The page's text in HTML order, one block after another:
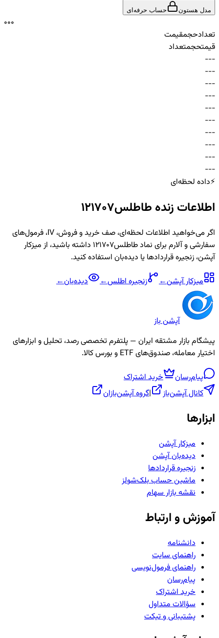
مدل هستون حساب حرفه‌ای
000
تعدادحجمقیمت
قیمتحجمتعداد
-
-
-
-
-
-
-
-
-
-
-
-
-
-
-
-
-
-
-
-
-
-
-
-
-
-
-
-
-
-
⚡داده لحظه‌ای
اطلاعات زنده طاطلس121707
اگر می‌خواهید اطلاعات لحظه‌ای، صف خرید و فروش، IV، فرمول‌های
سفارشی و آلارم برای نمادطاطلس121707
داشته باشید، از میزکار
آپشن، زنجیره قراردادها یا دیده‌بان استفاده کنید.
میزکار آپشن← زنجیرهاطلس← دیده‌بان←
آپشن باز
پیشگام بازار مشتقه ایران — پلتفرم تخصصی رصد، تحلیل و ابزارهای
اختیار معامله، صندوق‌های ETF و بورس کالا.
پیام‌رسان
خرید اشتراک
کانال آپشن‌باز
|گروه آپشن‌بازان
ابزارها
میزکار آپشن
دیده‌بان آپشن
زنجیره قراردادها
ماشین حساب بلک‌شولز
نقشه بازار سهام
آموزش و ارتباط
دانشنامه
راهنمای سایت
راهنمای فرمول‌نویسی
پیام‌رسان
خرید اشتراک
سؤالات متداول
پشتیبانی و تیکت